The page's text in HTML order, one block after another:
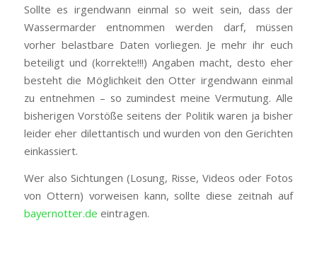
Sollte es irgendwann einmal so weit sein, dass der
Wassermarder entnommen werden darf, müssen
vorher belastbare Daten vorliegen. Je mehr ihr euch
beteiligt und (korrekte!!!) Angaben macht, desto eher
besteht die Möglichkeit den Otter irgendwann einmal
zu entnehmen – so zumindest meine Vermutung. Alle
bisherigen Vorstöße seitens der Politik waren ja bisher
leider eher dilettantisch und wurden von den Gerichten
einkassiert.
Wer also Sichtungen (Losung, Risse, Videos oder Fotos
von Ottern) vorweisen kann, sollte diese zeitnah auf
bayernotter.de eintragen.